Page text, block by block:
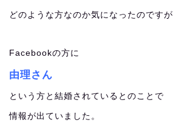
どのような方なのか気になったのですが
Facebookの方に
由理さん
という方と結婚されているとのことで
情報が出ていました。